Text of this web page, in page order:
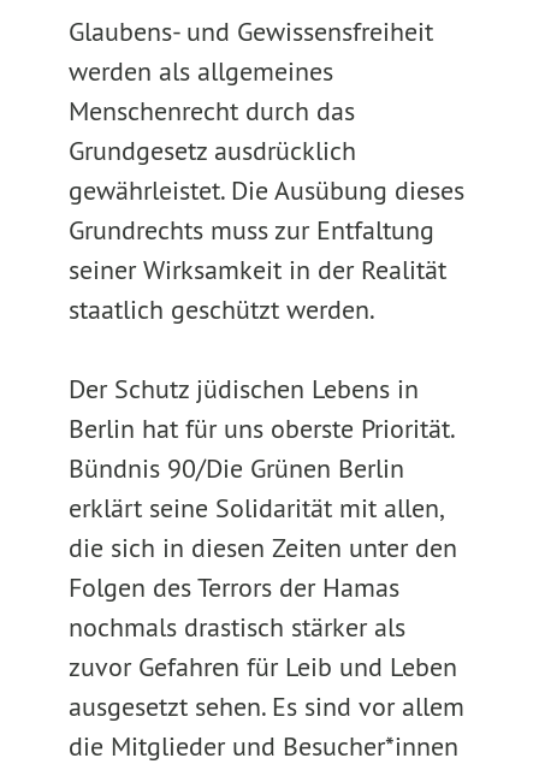
Glaubens- und Gewissensfreiheit
werden als allgemeines
Menschenrecht durch das
Grundgesetz ausdrücklich
gewährleistet. Die Ausübung dieses
Grundrechts muss zur Entfaltung
seiner Wirksamkeit in der Realität
staatlich geschützt werden.
Der Schutz jüdischen Lebens in
Berlin hat für uns oberste Priorität.
Bündnis 90/Die Grünen Berlin
erklärt seine Solidarität mit allen,
die sich in diesen Zeiten unter den
Folgen des Terrors der Hamas
nochmals drastisch stärker als
zuvor Gefahren für Leib und Leben
ausgesetzt sehen. Es sind vor allem
die Mitglieder und Besucher*innen